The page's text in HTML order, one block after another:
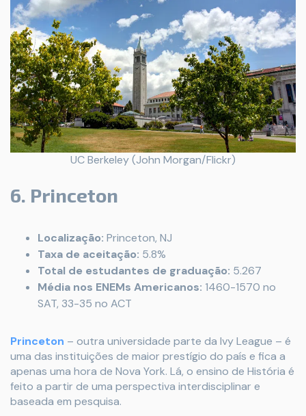
UC Berkeley (John Morgan/Flickr)
6. Princeton
Localização: Princeton, NJ
Taxa de aceitação: 5.8%
Total de estudantes de graduação: 5.267
Média nos ENEMs Americanos: 1460-1570 no
SAT, 33-35 no ACT
Princeton – outra universidade parte da Ivy League – é
uma das instituições de maior prestígio do país e fica a
apenas uma hora de Nova York. Lá, o ensino de História é
feito a partir de uma perspectiva interdisciplinar e
baseada em pesquisa.